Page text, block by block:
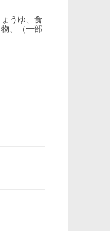
うゆ、食
、（一部